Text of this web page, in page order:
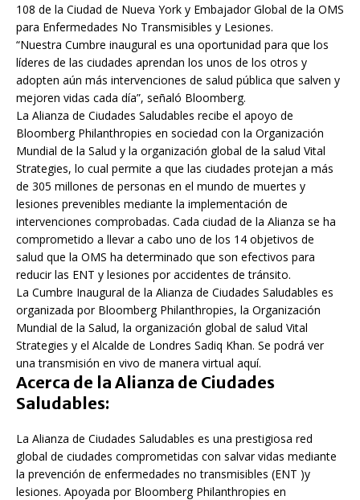
108 de la Ciudad de Nueva York y Embajador Global de la OMS
para Enfermedades No Transmisibles y Lesiones.
“Nuestra Cumbre inaugural es una oportunidad para que los
líderes de las ciudades aprendan los unos de los otros y
adopten aún más intervenciones de salud pública que salven y
mejoren vidas cada día”, señaló Bloomberg.
La Alianza de Ciudades Saludables recibe el apoyo de
Bloomberg Philanthropies en sociedad con la Organización
Mundial de la Salud y la organización global de la salud Vital
Strategies, lo cual permite a que las ciudades protejan a más
de 305 millones de personas en el mundo de muertes y
lesiones prevenibles mediante la implementación de
intervenciones comprobadas. Cada ciudad de la Alianza se ha
comprometido a llevar a cabo uno de los 14 objetivos de
salud que la OMS ha determinado que son efectivos para
reducir las ENT y lesiones por accidentes de tránsito.
La Cumbre Inaugural de la Alianza de Ciudades Saludables es
organizada por Bloomberg Philanthropies, la Organización
Mundial de la Salud, la organización global de salud Vital
Strategies y el Alcalde de Londres Sadiq Khan. Se podrá ver
una transmisión en vivo de manera virtual aquí.
Acerca de la Alianza de Ciudades
Saludables:
La Alianza de Ciudades Saludables es una prestigiosa red
global de ciudades comprometidas con salvar vidas mediante
la prevención de enfermedades no transmisibles (ENT )y
lesiones. Apoyada por Bloomberg Philanthropies en